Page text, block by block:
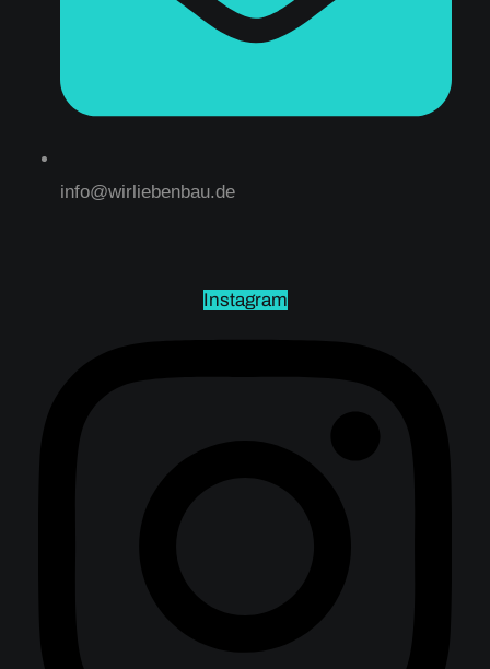
info@wirliebenbau.de
Instagram